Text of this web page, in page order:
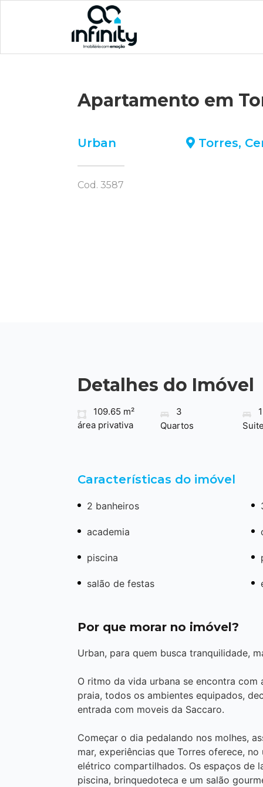
Apartamento em
Urban Torres,
Cod. 3587
Detalhes do Imóvel
109.65 m²
área privativa
3
Quartos
1
Suite
Características do imóvel
2 banheiros
academia
piscina
salão de festas
Por que morar no imóvel?
Urban, para quem busca tranquilidade,
O ritmo da vida urbana se encontra com
praia, todos os ambientes equipados,
entrada com moveis da Saccaro.
Começar o dia pedalando nos molhes,
mar, experiências que Torres oferece,
elétrico compartilhados. Os espaços de
piscina, brinquedoteca e um salão